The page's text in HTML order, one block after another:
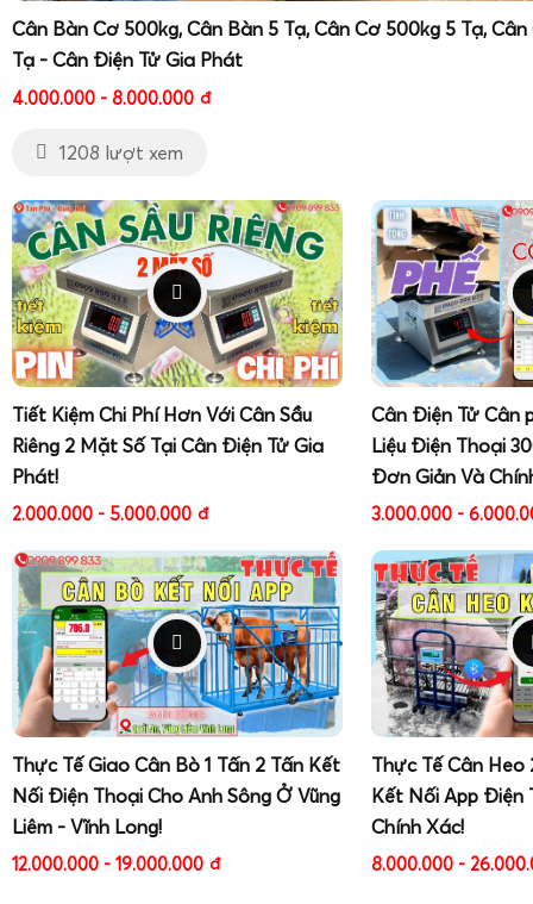
Cân Bàn Cơ 500kg, Cân Bàn 5 Tạ, Cân Cơ 500kg 5 Tạ,
Tạ - Cân Điện Tử Gia Phát
4.000.000 - 8.000.000 đ
1208 lượt xem
Tiết Kiệm Chi Phí Hơn Với Cân Sầu
Riêng 2 Mặt Số Tại Cân Điện Tử Gia
Phát!
2.000.000 - 5.000.000 đ
Cân Điện Tử Cân
Liệu Điện Thoại
Đơn Giản Và
3.000.000 -
Thực Tế Giao Cân Bò 1 Tấn 2 Tấn Kết
Nối Điện Thoại Cho Anh Sông Ở Vũng
Liêm - Vĩnh Long!
12.000.000 - 19.000.000 đ
Thực Tế Cân
Kết Nối App Điện
Chính Xác!
8.000.000 -